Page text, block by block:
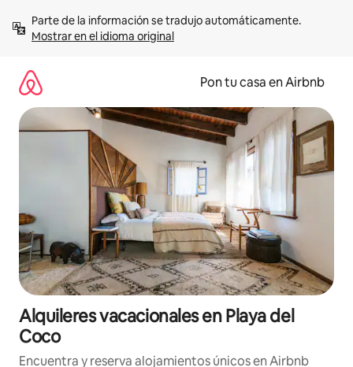
contenidoMostrar en el idioma original
Pon tu casa en Airbnb
Alquileres vacacionales en Playa del
Coco
Encuentra y reserva alojamientos únicos en Airbnb